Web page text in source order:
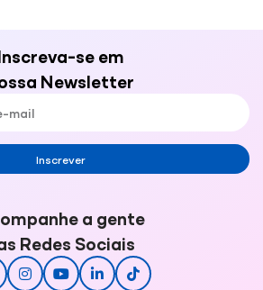
se em
Newsletter
Inscrever
a gente
Redes Sociais